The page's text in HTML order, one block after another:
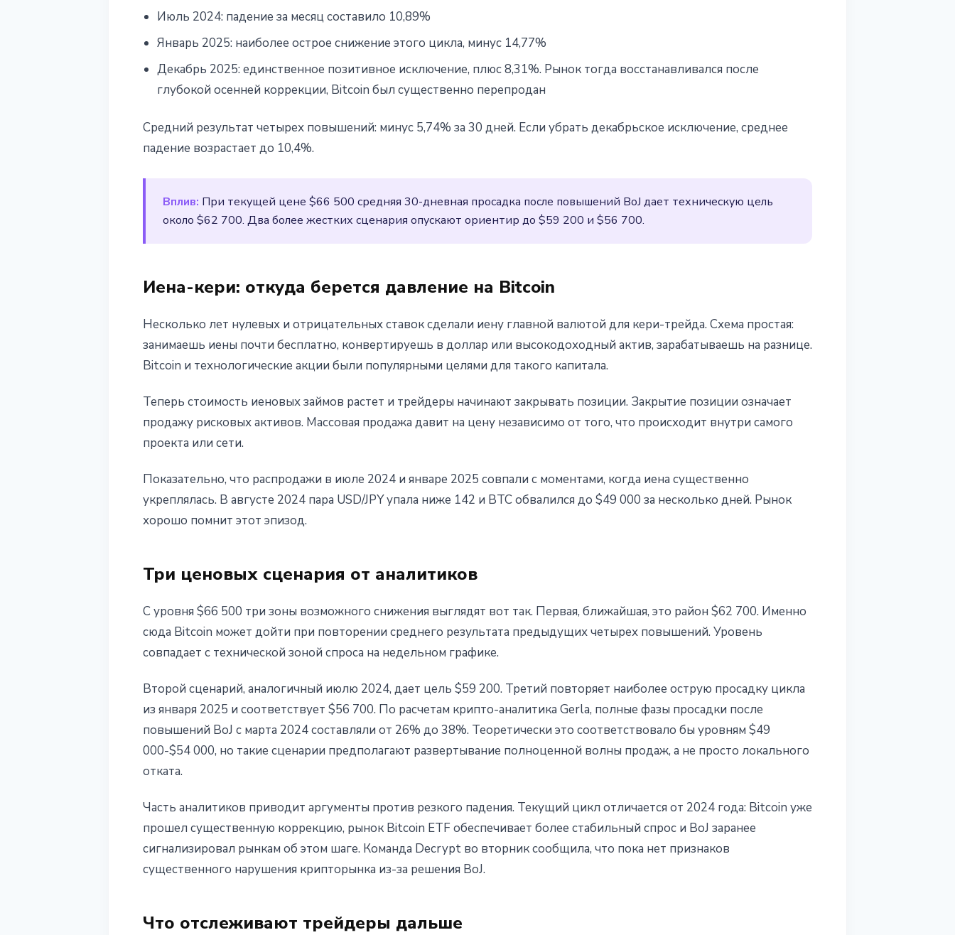
Июль 2024: падение за месяц составило 10,89%
Январь 2025: наиболее острое снижение этого цикла, минус 14,77%
Декабрь 2025: единственное позитивное исключение, плюс 8,31%. Рынок тогда восстанавливался после
глубокой осенней коррекции, Bitcoin был существенно перепродан
Средний результат четырех повышений: минус 5,74% за 30 дней. Если убрать декабрьское исключение, среднее
падение возрастает до 10,4%.
Вплив: При текущей цене $66 500 средняя 30-дневная просадка после повышений BoJ дает техническую цель
около $62 700. Два более жестких сценария опускают ориентир до $59 200 и $56 700.
Иена-кери: откуда берется давление на Bitcoin
Несколько лет нулевых и отрицательных ставок сделали иену главной валютой для кери-трейда. Схема простая:
занимаешь иены почти бесплатно, конвертируешь в доллар или высокодоходный актив, зарабатываешь на разнице.
Bitcoin и технологические акции были популярными целями для такого капитала.
Теперь стоимость иеновых займов растет и трейдеры начинают закрывать позиции. Закрытие позиции означает
продажу рисковых активов. Массовая продажа давит на цену независимо от того, что происходит внутри самого
проекта или сети.
Показательно, что распродажи в июле 2024 и январе 2025 совпали с моментами, когда иена существенно
укреплялась. В августе 2024 пара USD/JPY упала ниже 142 и BTC обвалился до $49 000 за несколько дней. Рынок
хорошо помнит этот эпизод.
Три ценовых сценария от аналитиков
С уровня $66 500 три зоны возможного снижения выглядят вот так. Первая, ближайшая, это район $62 700. Именно
сюда Bitcoin может дойти при повторении среднего результата предыдущих четырех повышений. Уровень
совпадает с технической зоной спроса на недельном графике.
Второй сценарий, аналогичный июлю 2024, дает цель $59 200. Третий повторяет наиболее острую просадку цикла
из января 2025 и соответствует $56 700. По расчетам крипто-аналитика Gerla, полные фазы просадки после
повышений BoJ с марта 2024 составляли от 26% до 38%. Теоретически это соответствовало бы уровням $49
000-$54 000, но такие сценарии предполагают развертывание полноценной волны продаж, а не просто локального
отката.
Часть аналитиков приводит аргументы против резкого падения. Текущий цикл отличается от 2024 года: Bitcoin уже
прошел существенную коррекцию, рынок Bitcoin ETF обеспечивает более стабильный спрос и BoJ заранее
сигнализировал рынкам об этом шаге. Команда Decrypt во вторник сообщила, что пока нет признаков
существенного нарушения крипторынка из-за решения BoJ.
Что отслеживают трейдеры дальше